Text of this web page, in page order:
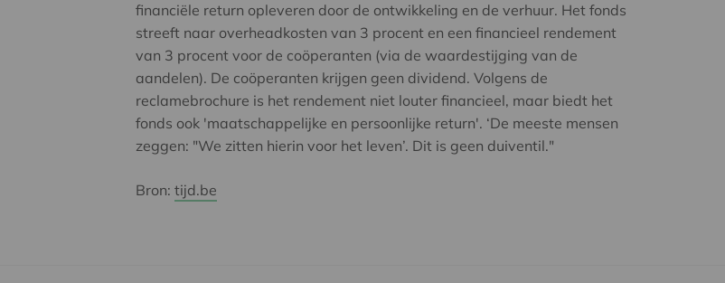
financiële return opleveren door de ontwikkeling en de verhuur. Het fonds
streeft naar overheadkosten van 3 procent en een financieel rendement
van 3 procent voor de coöperanten (via de waardestijging van de
aandelen). De coöperanten krijgen geen dividend. Volgens de
reclamebrochure is het rendement niet louter financieel, maar biedt het
fonds ook 'maatschappelijke en persoonlijke return'. ‘De meeste mensen
zeggen: "We zitten hierin voor het leven’. Dit is geen duiventil."
Bron: tijd.be